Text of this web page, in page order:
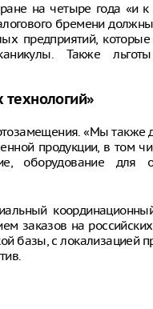
на четыре года «и
бремени
предприятий,
Также
технологий»
«Мы также
продукции, в том
оборудование для
заказов на
базы, с локализацией